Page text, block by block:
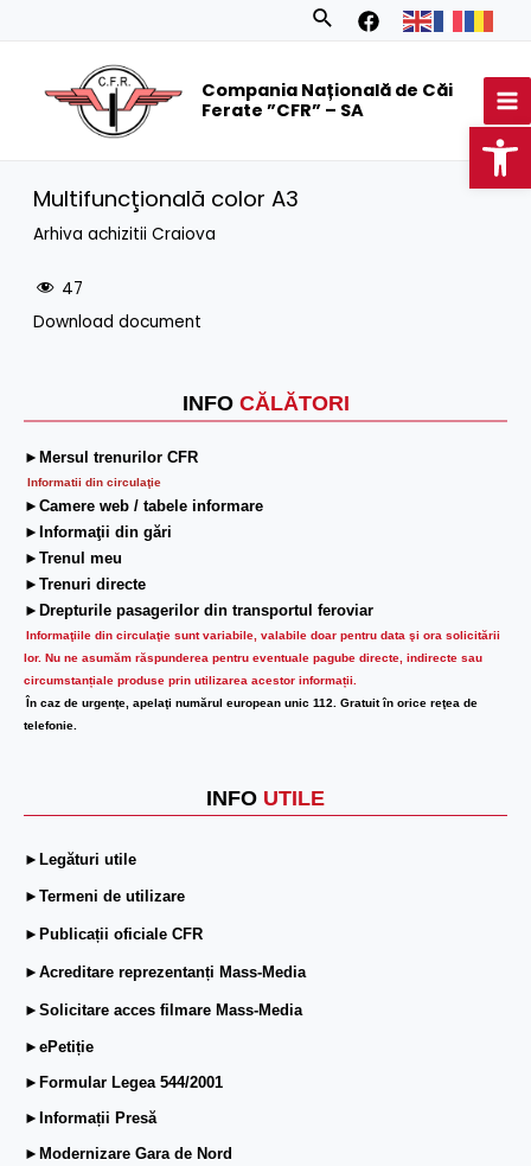
Search
Compania Națională de Căi
Ferate ”CFR” – SA
INFO CĂLĂTORI
►Mersul trenurilor CFR
Informatii din circulaţie
►Camere web / tabele informare
►Informaţii din gări
►Trenul meu
►Trenuri directe
►Drepturile pasagerilor din transportul feroviar
Informaţiile din circulaţie sunt variabile, valabile doar pentru data şi ora solicitării
lor. Nu ne asumăm răspunderea pentru eventuale pagube directe, indirecte sau
circumstanțiale produse prin utilizarea acestor informații.
În caz de urgenţe, apelaţi numărul european unic 112. Gratuit în orice reţea de
telefonie.
INFO UTILE
►Legături utile
►Termeni de utilizare
►Publicații oficiale CFR
►Acreditare reprezentanți Mass-Media
►Solicitare acces filmare Mass-Media
►ePetiție
►Formular Legea 544/2001
►Informații Presă
►Modernizare Gara de Nord
Multifuncţională color A3
Arhiva achizitii Craiova
47
Download document